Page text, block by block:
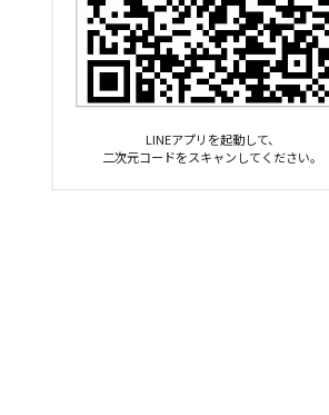
LINEアプリを起動して、
二次元コードをスキャンしてください。